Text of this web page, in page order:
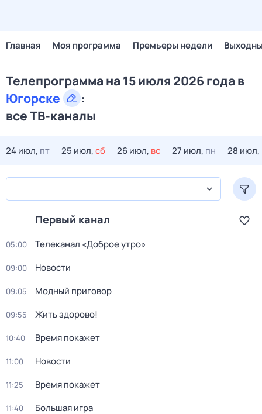
Главная Моя программа Премьеры недели
Телепрограмма на 15 июля 2026 года в
Югорске
:
все ТВ-каналы
24 июл, пт 25 июл,сб 26 июл, вс 27 июл, пн 28 июл,
Первый канал
05:00 Телеканал «Доброе утро»
09:00 Новости
09:05 Модный приговор
09:55 Жить здорово!
10:40 Время покажет
11:00 Новости
11:25 Время покажет
11:40 Большая игра